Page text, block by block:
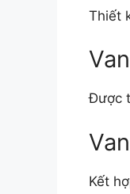
Thiết
Được
Kết